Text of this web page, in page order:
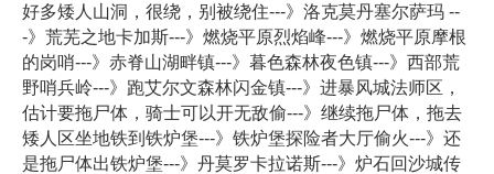
好多矮人山洞，很绕，别被绕住---》洛克莫丹塞尔萨玛 --
-》荒芜之地卡加斯---》燃烧平原烈焰峰---》燃烧平原摩根
的岗哨---》赤脊山湖畔镇---》暮色森林夜色镇---》西部荒
野哨兵岭---》跑艾尔文森林闪金镇---》进暴风城法师区，
估计要拖尸体，骑士可以开无敌偷---》继续拖尸体，拖去
矮人区坐地铁到铁炉堡---》铁炉堡探险者大厅偷火---》还
是拖尸体出铁炉堡---》丹莫罗卡拉诺斯---》炉石回沙城传